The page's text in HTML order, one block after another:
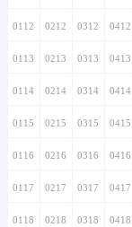
0112 0212 0312 0412
0113 0213 0313 0413
0114 0214 0314 0414
0115 0215 0315 0415
0116 0216 0316 0416
0117 0217 0317 0417
0118 0218 0318 0418